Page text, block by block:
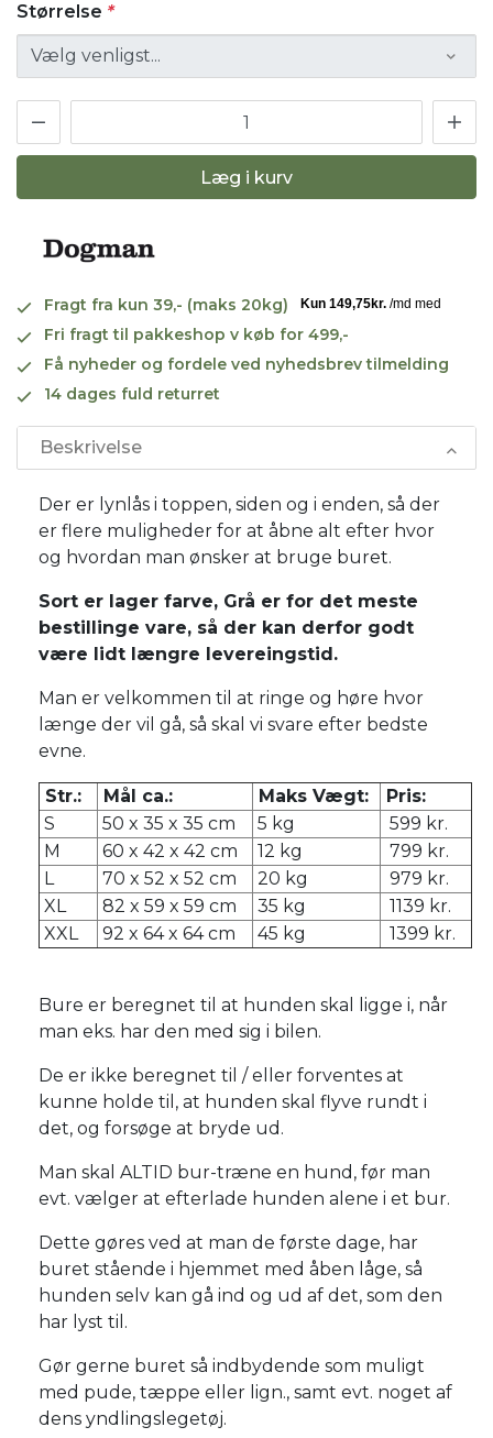
Størrelse *
Læg i kurv
Fragt fra kun 39,- (maks 20kg)
Fri fragt til pakkeshop v køb for 499,-
Få nyheder og fordele ved nyhedsbrev tilmelding
14 dages fuld returret
Beskrivelse
Der er lynlås i toppen, siden og i enden, så der
er flere muligheder for at åbne alt efter hvor
og hvordan man ønsker at bruge buret.
Sort er lager farve, Grå er for det meste
bestillinge vare, så der kan derfor godt
være lidt længre levereingstid.
Man er velkommen til at ringe og høre hvor
længe der vil gå, så skal vi svare efter bedste
evne.
Str.: Mål ca.: Maks Vægt:
Pris:
S
50 x 35 x 35 cm 5 kg
599 kr.
M
60 x 42 x 42 cm 12 kg
799 kr.
L
70 x 52 x 52 cm 20 kg
979 kr.
XL
82 x 59 x 59 cm 35 kg
1139 kr.
XXL
92 x 64 x 64 cm 45 kg 1399 kr.
Bure er beregnet til at hunden skal ligge i, når
man eks. har den med sig i bilen.
De er ikke beregnet til / eller forventes at
kunne holde til, at hunden skal flyve rundt i
det, og forsøge at bryde ud.
Man skal ALTID bur-træne en hund, før man
evt. vælger at efterlade hunden alene i et bur.
Dette gøres ved at man de første dage, har
buret stående i hjemmet med åben låge, så
hunden selv kan gå ind og ud af det, som den
har lyst til.
Gør gerne buret så indbydende som muligt
med pude, tæppe eller lign., samt evt. noget af
dens yndlingslegetøj.